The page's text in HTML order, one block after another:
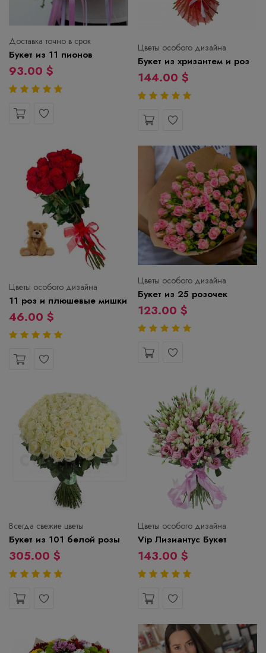
Доставка точно в срок
Букет из 11 пионов
93.00 $
Цветы особого дизайна
Букет из хризантем и роз
144.00 $
Цветы особого дизайна
11 роз и плюшевые мишки
46.00 $
Цветы особого дизайна
Букет из 25 розочек
123.00 $
Всегда свежие цветы
Букет из 101 белой розы
305.00 $
Цветы особого дизайна
Vip Лизиантус Букет
143.00 $